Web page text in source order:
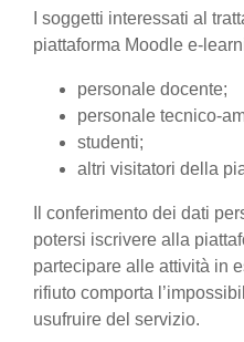
I soggetti interessati al
piattaforma Moodle e-
personale docente;
personale tecnico-
studenti;
altri visitatori della
Il conferimento dei dati
potersi iscrivere alla
partecipare alle attività in
rifiuto comporta
usufruire del servizio.